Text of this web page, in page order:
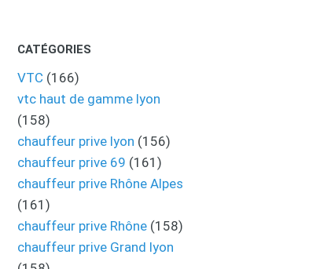
CATÉGORIES
VTC (166)
vtc haut de gamme lyon
(158)
chauffeur prive lyon (156)
chauffeur prive 69 (161)
chauffeur prive Rhône Alpes
(161)
chauffeur prive Rhône (158)
chauffeur prive Grand lyon